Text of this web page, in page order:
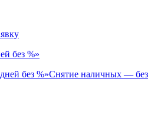
без %»
Снятие наличных — без